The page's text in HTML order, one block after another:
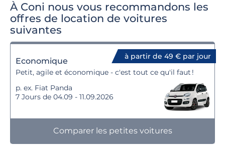
À Coni nous vous recommandons les
offres de location de voitures
suivantes
à partir de 49 € par jour
Economique
Petit, agile et économique - c'est tout ce qu'il faut !
p. ex. Fiat Panda
7 Jours de 04.09 - 11.09.2026
Comparer les petites voitures